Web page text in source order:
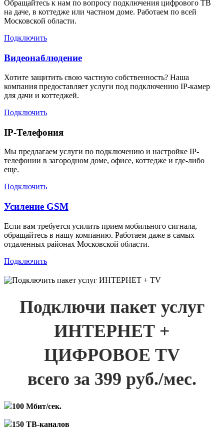
Обращайтесь к нам по вопросу подключения цифрового ТВ
на даче, в коттедже или частном доме. Работаем по всей
Московской области.
Подключить
Видеонаблюдение
Хотите защитить свою частную собственность? Наша
компания предоставляет услуги под подключению IP-камер
для дачи и коттеджей.
Подключить
IP-Телефония
Мы предлагаем услуги по подключению и настройке IP-
телефонии в загородном доме, офисе, коттедже и где-либо
еще.
Подключить
Усиление GSM
Если вам требуется усилить прием мобильного сигнала,
обращайтесь в нашу компанию. Работаем даже в самых
отдаленных районах Московской области.
Подключить
Подключи пакет услуг
ИНТЕРНЕТ +
ЦИФРОВОЕ TV
всего за 399 руб./мес.
100 Мбит/сек.
150 ТВ-каналов